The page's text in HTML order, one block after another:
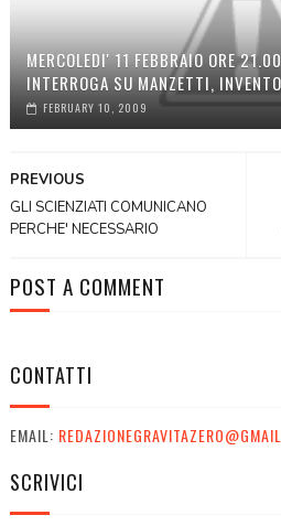
MERCOLEDI' 11 FEBBRAIO ORE
INTERROGA SU MANZETTI,
FEBRUARY 10, 2009
PREVIOUS
GLI SCIENZIATI COMUNICANO
PERCHE' NECESSARIO
POST A COMMENT
CONTATTI
EMAIL:
SCRIVICI